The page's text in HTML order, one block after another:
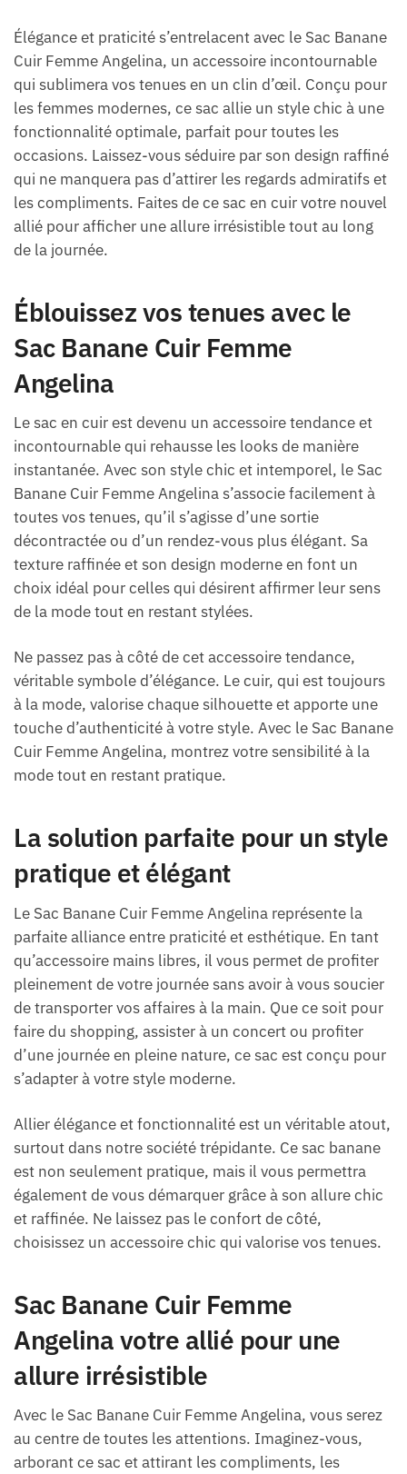
Élégance et praticité s’entrelacent avec le Sac Banane
Cuir Femme Angelina, un accessoire incontournable
qui sublimera vos tenues en un clin d’œil. Conçu pour
les femmes modernes, ce sac allie un style chic à une
fonctionnalité optimale, parfait pour toutes les
occasions. Laissez-vous séduire par son design raffiné
qui ne manquera pas d’attirer les regards admiratifs et
les compliments. Faites de ce sac en cuir votre nouvel
allié pour afficher une allure irrésistible tout au long
de la journée.
Éblouissez vos tenues avec le
Sac Banane Cuir Femme
Angelina
Le sac en cuir est devenu un accessoire tendance et
incontournable qui rehausse les looks de manière
instantanée. Avec son style chic et intemporel, le Sac
Banane Cuir Femme Angelina s’associe facilement à
toutes vos tenues, qu’il s’agisse d’une sortie
décontractée ou d’un rendez-vous plus élégant. Sa
texture raffinée et son design moderne en font un
choix idéal pour celles qui désirent affirmer leur sens
de la mode tout en restant stylées.
Ne passez pas à côté de cet accessoire tendance,
véritable symbole d’élégance. Le cuir, qui est toujours
à la mode, valorise chaque silhouette et apporte une
touche d’authenticité à votre style. Avec le Sac Banane
Cuir Femme Angelina, montrez votre sensibilité à la
mode tout en restant pratique.
La solution parfaite pour un style
pratique et élégant
Le Sac Banane Cuir Femme Angelina représente la
parfaite alliance entre praticité et esthétique. En tant
qu’accessoire mains libres, il vous permet de profiter
pleinement de votre journée sans avoir à vous soucier
de transporter vos affaires à la main. Que ce soit pour
faire du shopping, assister à un concert ou profiter
d’une journée en pleine nature, ce sac est conçu pour
s’adapter à votre style moderne.
Allier élégance et fonctionnalité est un véritable atout,
surtout dans notre société trépidante. Ce sac banane
est non seulement pratique, mais il vous permettra
également de vous démarquer grâce à son allure chic
et raffinée. Ne laissez pas le confort de côté,
choisissez un accessoire chic qui valorise vos tenues.
Sac Banane Cuir Femme
Angelina votre allié pour une
allure irrésistible
Avec le Sac Banane Cuir Femme Angelina, vous serez
au centre de toutes les attentions. Imaginez-vous,
arborant ce sac et attirant les compliments, les